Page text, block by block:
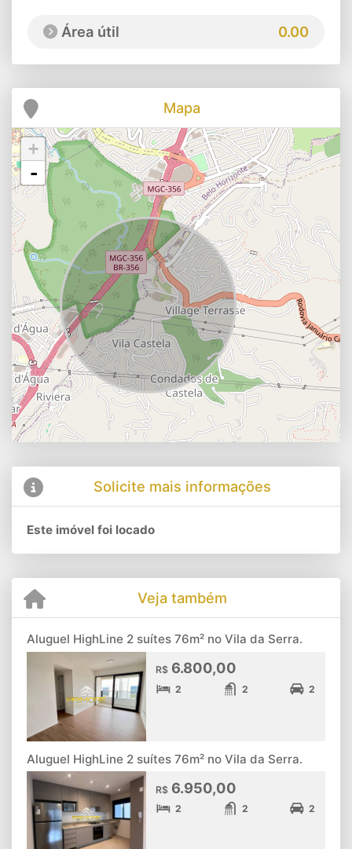
Área útil 0.00
Mapa
+
-
Solicite mais informações
Este imóvel foi locado
Veja também
Aluguel HighLine 2 suítes 76m² no Vila da Serra.
R$ 6.800,00
2 2 2
Aluguel HighLine 2 suítes 76m² no Vila da Serra.
R$ 6.950,00
2 2 2